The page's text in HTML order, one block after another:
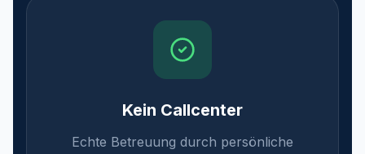
Kein Callcenter
Echte Betreuung durch persönliche